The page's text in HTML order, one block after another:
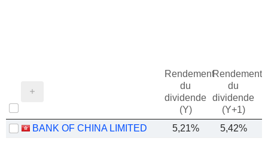
Rendement
du
dividende
(Y)
Rendement
du
dividende
(Y+1)
BANK OF CHINA LIMITED 5,21%
5,42%